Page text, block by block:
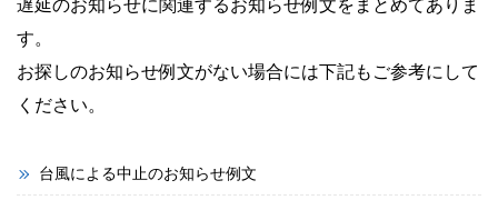
す。
お探しのお知らせ例文がない場合には下記もご参考にして
ください。
台風による中止のお知らせ例文